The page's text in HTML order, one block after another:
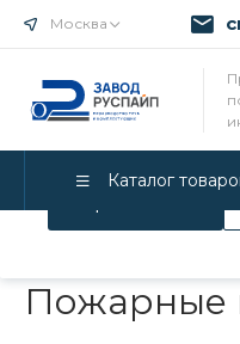
Мы используем
Москва
Каталог
Пожарные